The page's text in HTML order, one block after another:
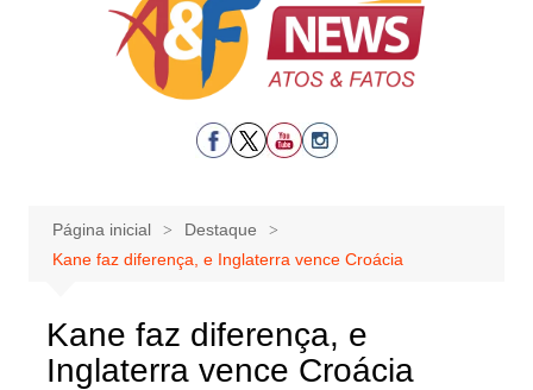
Página inicial
Destaque
Kane faz diferença, e Inglaterra vence Croácia
Kane faz diferença, e
Inglaterra vence Croácia